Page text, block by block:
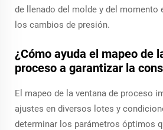
de llenado del molde y del momento
los cambios de presión.
¿Cómo ayuda el mapeo de
proceso a garantizar la
El mapeo de la ventana de proceso
ajustes en diversos lotes y
determinar los parámetros óptimos